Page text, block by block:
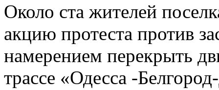
Около ста жителей
акцию протеста против
намерением перекрыть
трассе «Одесса -